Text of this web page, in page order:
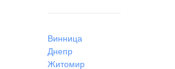
Винница
Днепр
Житомир